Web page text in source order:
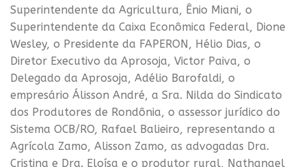
Superintendente da Agricultura, Ênio Miani, o
Superintendente da Caixa Econômica Federal, Dione
Wesley, o Presidente da FAPERON, Hélio Dias, o
Diretor Executivo da Aprosoja, Victor Paiva, o
Delegado da Aprosoja, Adélio Barofaldi, o
empresário Álisson André, a Sra. Nilda do Sindicato
dos Produtores de Rondônia, o assessor jurídico do
Sistema OCB/RO, Rafael Balieiro, representando a
Agrícola Zamo, Alisson Zamo, as advogadas Dra.
Cristina e Dra. Eloísa e o produtor rural, Nathanael